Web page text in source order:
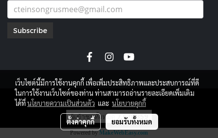
Subscribe
copyright by
ผู้เข้าชมทั้งหมด7,678,359
Powered byMakeWebEasy.com
เว็บไซต์นี้มีการใช้งานคุกกี้ เพื่อเพิ่มประสิทธิภาพและประสบการณ์ที่ดี
ในการใช้งานเว็บไซต์ของท่าน ท่านสามารถอ่านรายละเอียดเพิ่มเติม
ได้ที่นโยบายความเป็นส่วนตัว และ นโยบายคุกกี้
ตั้งค่าคุกกี้ ยอมรับทั้งหมด